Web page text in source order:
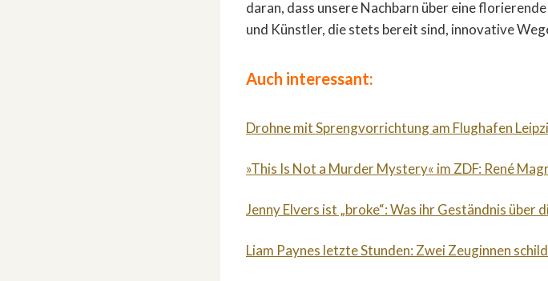
daran, dass unsere Nachbarn über eine
und Künstler, die stets bereit sind, innovative
Auch interessant:
Drohne mit Sprengvorrichtung am Flughafen
»This Is Not a Murder Mystery« im ZDF: René
Jenny Elvers ist „broke“: Was ihr Geständnis über
Liam Paynes letzte Stunden: Zwei Zeuginnen